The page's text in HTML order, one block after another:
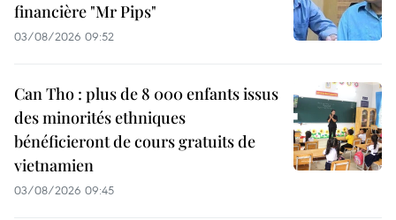
financière "Mr Pips"
03/08/2026 09:52
Can Tho : plus de 8 000 enfants issus
des minorités ethniques
bénéficieront de cours gratuits de
vietnamien
03/08/2026 09:45